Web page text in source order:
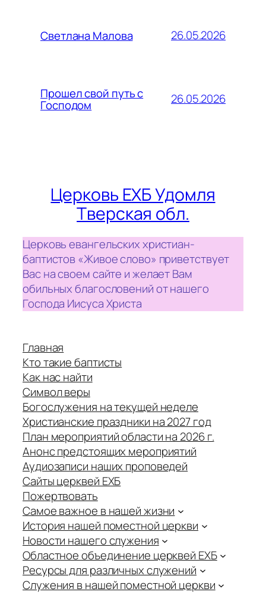
Светлана Малова 26.05.2026
Прошел свой путь с
Господом 26.05.2026
Церковь ЕХБ Удомля
Тверская обл.
Церковь евангельских христиан-
баптистов «Живое слово» приветствует
Вас на своем сайте и желает Вам
обильных благословений от нашего
Господа Иисуса Христа
Главная
Кто такие баптисты
Как нас найти
Символ веры
Богослужения на текущей неделе
Христианские праздники на 2027 год
План мероприятий области на 2026 г.
Анонс предстоящих мероприятий
Аудиозаписи наших проповедей
Сайты церквей ЕХБ
Пожертвовать
Самое важное в нашей жизни
История нашей поместной церкви
Новости нашего служения
Областное объединение церквей ЕХБ
Ресурсы для различных служений
Служения в нашей поместной церкви